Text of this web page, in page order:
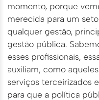
momento, porque
merecida para um
qualquer gestão,
gestão pública.
esses profissionais,
auxiliam, como
serviços terceirizados
para que a política